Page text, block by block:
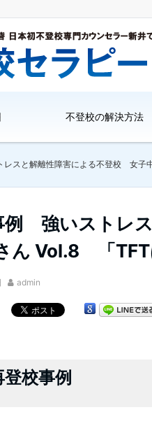
不登校の解決方法
レスと解離性障害による不登校 女子
例 強いストレ
ん Vol.8 「TFT
admin